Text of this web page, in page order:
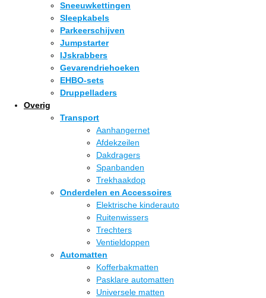
Sneeuwkettingen
Sleepkabels
Parkeerschijven
Jumpstarter
IJskrabbers
Gevarendriehoeken
EHBO-sets
Druppelladers
Overig
Transport
Aanhangernet
Afdekzeilen
Dakdragers
Spanbanden
Trekhaakdop
Onderdelen en Accessoires
Elektrische kinderauto
Ruitenwissers
Trechters
Ventieldoppen
Automatten
Kofferbakmatten
Pasklare automatten
Universele matten